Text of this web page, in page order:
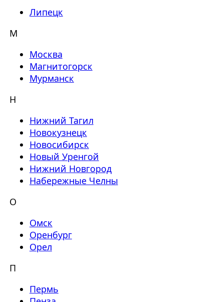
Липецк
М
Москва
Магнитогорск
Мурманск
Н
Нижний Тагил
Новокузнецк
Новосибирск
Новый Уренгой
Нижний Новгород
Набережные Челны
О
Омск
Оренбург
Орел
П
Пермь